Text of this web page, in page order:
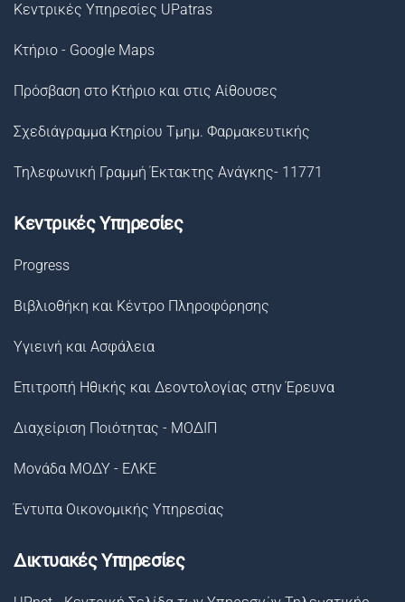
Κεντρικές Υπηρεσίες UPatras
Κτήριο - Google Maps
Πρόσβαση στο Κτήριο και στις Αίθουσες
Σχεδιάγραμμα Κτηρίου Τμημ. Φαρμακευτικής
Τηλεφωνική Γραμμή Έκτακτης Ανάγκης- 11771
Κεντρικές Υπηρεσίες
Progress
Βιβλιοθήκη και Κέντρο Πληροφόρησης
Υγιεινή και Ασφάλεια
Επιτροπή Ηθικής και Δεοντολογίας στην Έρευνα
Διαχείριση Ποιότητας - ΜΟΔΙΠ
Μονάδα ΜΟΔΥ - ΕΛΚΕ
Έντυπα Οικονομικής Υπηρεσίας
Δικτυακές Υπηρεσίες